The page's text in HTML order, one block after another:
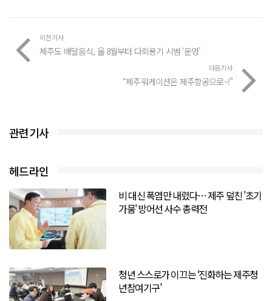
이전기사
제주도 배달음식, 올 8월부터 다회용기 시범 ‘운영’
다음기사
“제주워케이션은 제주항공으로~!”
관련기사
헤드라인
비 대신 폭염만 내렸다… 제주 덮친 '초기
가뭄' 방어선 사수 총력전
청년 스스로가 이끄는 ‘진화하는 제주청
년참여기구’